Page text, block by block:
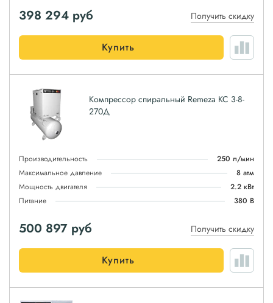
398 294 руб Получить скидку
Купить
Компрессор спиральный Remeza КС 3-8-
270Д
Производительность
250 л/мин
Максимальное давление
8 атм
Мощность двигателя
2.2 кВт
Питание
380 В
500 897 руб Получить скидку
Купить